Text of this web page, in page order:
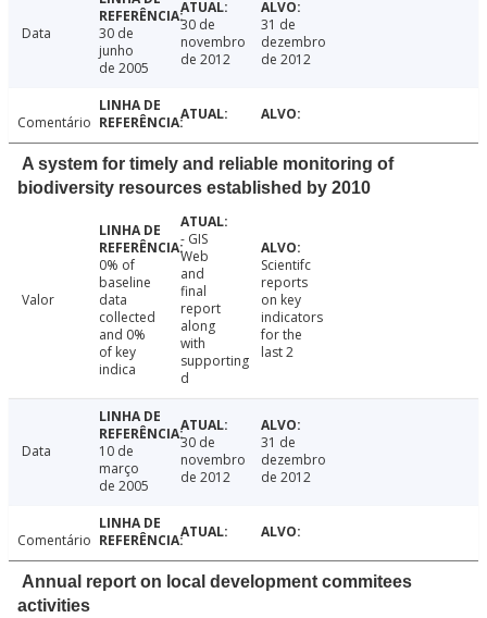
Data
30 de
junho
de 2005
30 de
novembro
de 2012
31 de
dezembro
de 2012
Comentário
A system for timely and reliable monitoring of
biodiversity resources established by 2010
Valor
0% of
baseline
data
collected
and 0%
of key
indica
- GIS
Web
and
final
report
along
with
supporting
d
Scientifc
reports
on key
indicators
for the
last 2
Data
10 de
março
de 2005
30 de
novembro
de 2012
31 de
dezembro
de 2012
Comentário
Annual report on local development commitees
activities